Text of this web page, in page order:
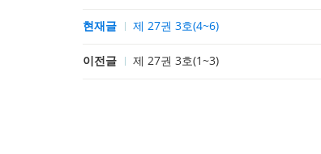
현재글 제 27권 3호(4~6)
이전글 제 27권 3호(1~3)